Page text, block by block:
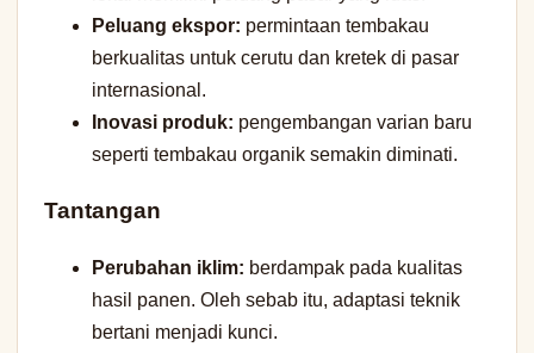
Peluang ekspor: permintaan tembakau
berkualitas untuk cerutu dan kretek di pasar
internasional.
Inovasi produk: pengembangan varian baru
seperti tembakau organik semakin diminati.
Tantangan
Perubahan iklim: berdampak pada kualitas
hasil panen. Oleh sebab itu, adaptasi teknik
bertani menjadi kunci.